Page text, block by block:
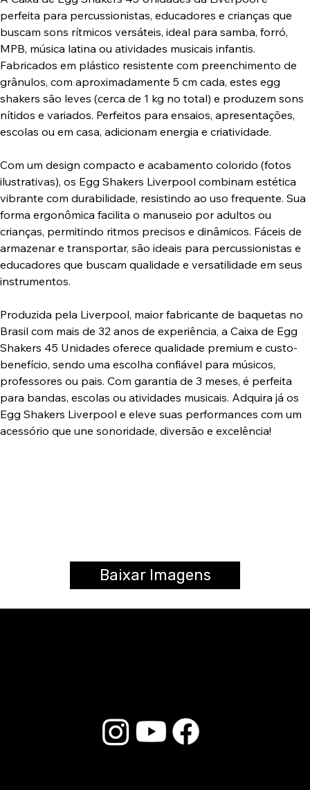
perfeita para percussionistas, educadores e crianças que
buscam sons rítmicos versáteis, ideal para samba, forró,
MPB, música latina ou atividades musicais infantis.
Fabricados em plástico resistente com preenchimento de
grânulos, com aproximadamente 5 cm cada, estes egg
shakers são leves (cerca de 1 kg no total) e produzem sons
nítidos e variados. Perfeitos para ensaios, apresentações,
escolas ou em casa, adicionam energia e criatividade.
Com um design compacto e acabamento colorido (fotos
ilustrativas), os Egg Shakers Liverpool combinam estética
vibrante com durabilidade, resistindo ao uso frequente. Sua
forma ergonômica facilita o manuseio por adultos ou
crianças, permitindo ritmos precisos e dinâmicos. Fáceis de
armazenar e transportar, são ideais para percussionistas e
educadores que buscam qualidade e versatilidade em seus
instrumentos.
Produzida pela Liverpool, maior fabricante de baquetas no
Brasil com mais de 32 anos de experiência, a Caixa de Egg
Shakers 45 Unidades oferece qualidade premium e custo-
benefício, sendo uma escolha confiável para músicos,
professores ou pais. Com garantia de 3 meses, é perfeita
para bandas, escolas ou atividades musicais. Adquira já os
Egg Shakers Liverpool e eleve suas performances com um
acessório que une sonoridade, diversão e excelência!
Baixar Imagens